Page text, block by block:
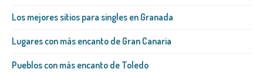
Los mejores sitios para singles en Granada
Lugares con más encanto de Gran Canaria
Pueblos con más encanto de Toledo